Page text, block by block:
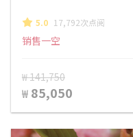
5.0 17,792次点阅
销售一空
₩ 141,750
₩ 85,050